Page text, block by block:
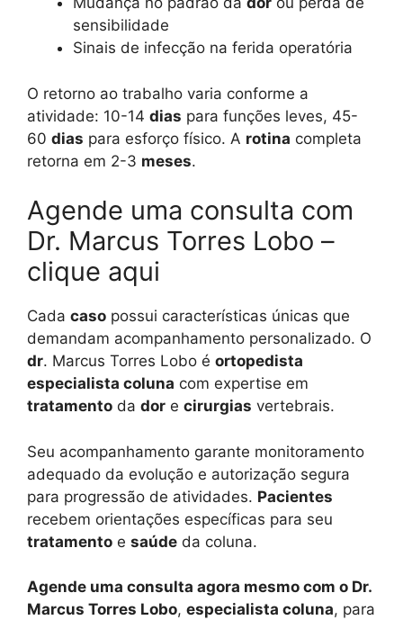
sensibilidade
Sinais de infecção na ferida operatória
O retorno ao trabalho varia conforme a
atividade: 10-14 dias para funções leves, 45-
60 dias para esforço físico. A rotina completa
retorna em 2-3 meses.
Agende uma consulta com
Dr. Marcus Torres Lobo –
clique aqui
Cada caso possui características únicas que
demandam acompanhamento personalizado. O
dr. Marcus Torres Lobo é ortopedista
especialista coluna com expertise em
tratamento da dor e cirurgias vertebrais.
Seu acompanhamento garante monitoramento
adequado da evolução e autorização segura
para progressão de atividades. Pacientes
recebem orientações específicas para seu
tratamento e saúde da coluna.
Agende uma consulta agora mesmo com o Dr.
Marcus Torres Lobo, especialista coluna, para